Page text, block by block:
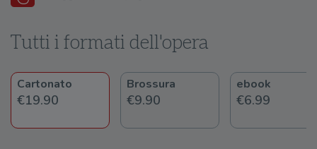
Tutti i formati dell'opera
Cartonato
€19.90
Brossura
€9.90
ebook
€6.99